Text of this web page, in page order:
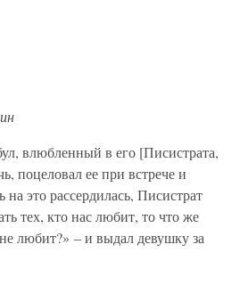
влюбленный в его [Писистрата,
поцеловал ее при встрече и
это рассердилась, Писистрат
тех, кто нас любит, то что же
любит?» – и выдал девушку за